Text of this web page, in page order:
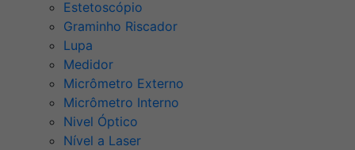
Estetoscópio
Graminho Riscador
Lupa
Medidor
Micrômetro Externo
Micrômetro Interno
Nivel Óptico
Nível a Laser